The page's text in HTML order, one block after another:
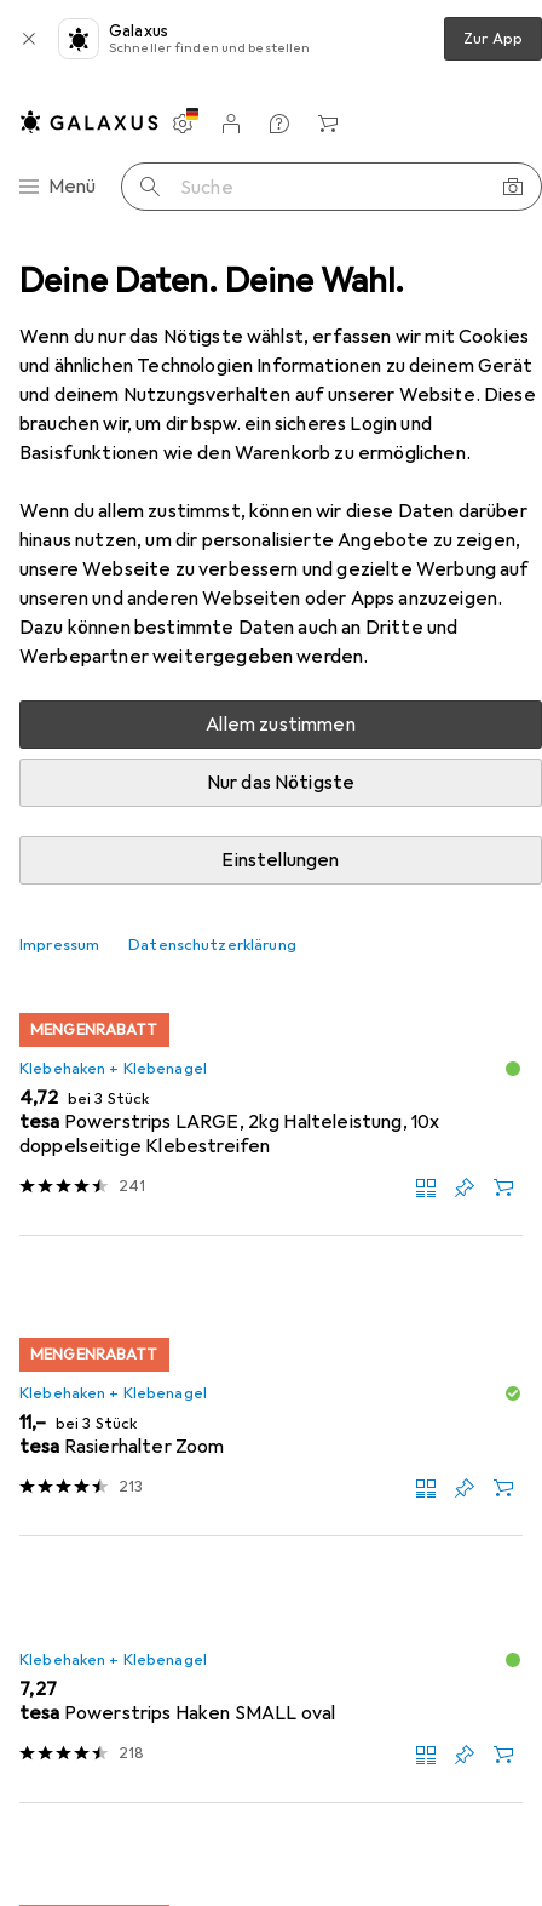
Deine Daten. Deine Wahl.
Wenn du nur das Nötigste wählst, erfassen wir mit Cookies
und ähnlichen Technologien Informationen zu deinem Gerät
und deinem Nutzungsverhalten auf unserer Website. Diese
brauchen wir, um dir bspw. ein sicheres Login und
Basisfunktionen wie den Warenkorb zu ermöglichen.
Wenn du allem zustimmst, können wir diese Daten darüber
hinaus nutzen, um dir personalisierte Angebote zu zeigen,
unsere Webseite zu verbessern und gezielte Werbung auf
unseren und anderen Webseiten oder Apps anzuzeigen.
Dazu können bestimmte Daten auch an Dritte und
Werbepartner weitergegeben werden.
Allem zustimmen
Nur das Nötigste
Einstellungen
Impressum Datenschutzerklärung
Galaxus
Schneller finden und bestellen Zur App
Navigation nach Kategorien
Menü Suche
Einstellungen
Kundenkonto
Vergleichslisten
Merklisten
Warenkorb
Bilderrahmen Walther Design Chair
EUR
12,86 bei 2 Stück
Walther DesignChair
Zubehör für Walther Design
Chair
Hier findest du passendes Zubehör zum Produkt Walther
Design Chair aus der Kategorie Klebehaken + Klebenagel.
Beliebt Klebehaken + Klebenagel Nägel
Relevanz
MENGENRABATT
Klebehaken + Klebenagel
EUR
4,72 bei 3 Stück
tesa Powerstrips LARGE, 2kg Halteleistung, 10x
doppelseitige Klebestreifen
241
MENGENRABATT
Klebehaken + Klebenagel
EUR
11,– bei 3 Stück
tesa Rasierhalter Zoom
213
Klebehaken + Klebenagel
EUR
7,27
tesa Powerstrips Haken SMALL oval
218